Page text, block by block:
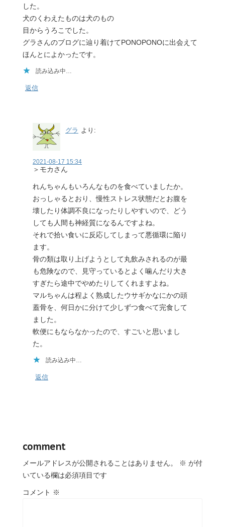
した。
犬のくわえたものは犬のもの
目からうろこでした。
グラさんのブログに辿り着けてPONOPONOに出会えて
ほんとによかったです。
読み込み中…
返信
グラ より:
2021-08-17 15:34
＞モカさん
れんちゃんもいろんなものを食べていましたか。
おっしゃるとおり、慢性ストレス状態だとお腹を
壊したり体調不良になったりしやすいので、どう
しても人間も神経質になるんですよね。
それで拾い食いに反応してしまって悪循環に陥り
ます。
骨の類は取り上げようとして丸飲みされるのが最
も危険なので、見守っているとよく噛んだり大き
すぎたら途中でやめたりしてくれますよね。
マルちゃんは程よく熟成したウサギかなにかの頭
蓋骨を、何日かに分けて少しずつ食べて完食して
ました。
軟便にもならなかったので、すごいと思いまし
た。
読み込み中…
返信
comment
メールアドレスが公開されることはありません。 ※ が付
いている欄は必須項目です
コメント ※